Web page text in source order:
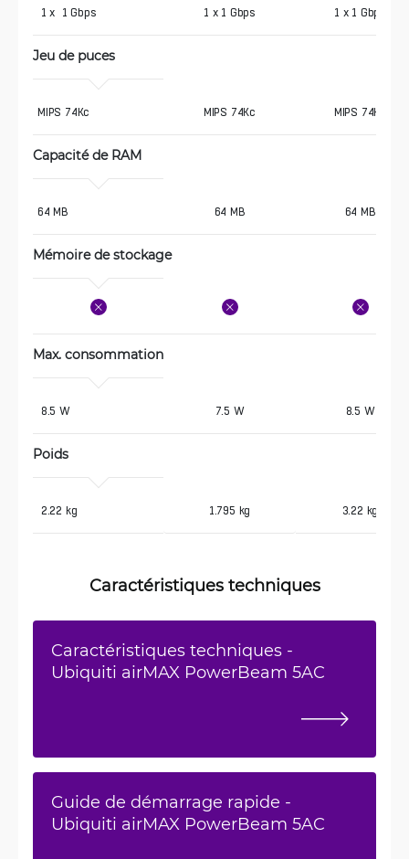
1 x  1 Gbps 1 x 1 Gbps 1 x 1 Gbps
Jeu de puces
MIPS 74Kc MIPS 74Kc MIPS 74Kc
Capacité de RAM
64 MB 64 MB 64 MB
Mémoire de stockage
Max. consommation
8.5 W 7.5 W 8.5 W
Poids
2.22 kg 1.795 kg 3.22 kg
Caractéristiques techniques
Caractéristiques techniques -
Ubiquiti airMAX PowerBeam 5AC
Guide de démarrage rapide -
Ubiquiti airMAX PowerBeam 5AC